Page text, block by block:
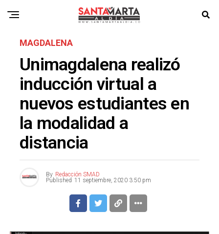
MAGDALENA
Unimagdalena realizó
inducción virtual a
nuevos estudiantes en
la modalidad a
distancia
By Redacción SMAD
Published 11 septiembre, 2020 3:50 pm